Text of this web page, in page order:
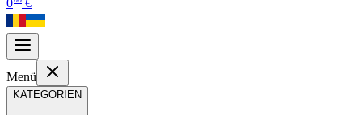
0
€
Menü
KATEGORIEN